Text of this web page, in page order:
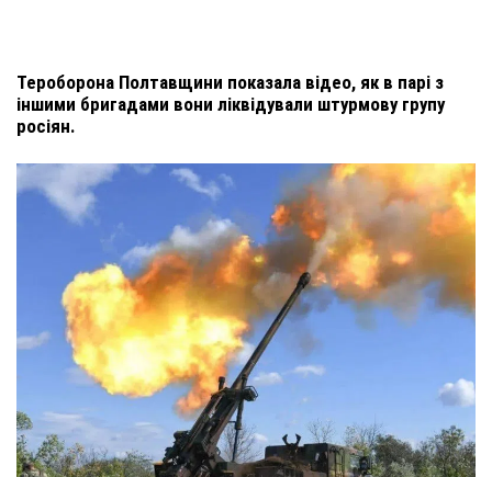
Тероборона Полтавщини показала відео, як в парі з
іншими бригадами вони ліквідували штурмову групу
росіян.